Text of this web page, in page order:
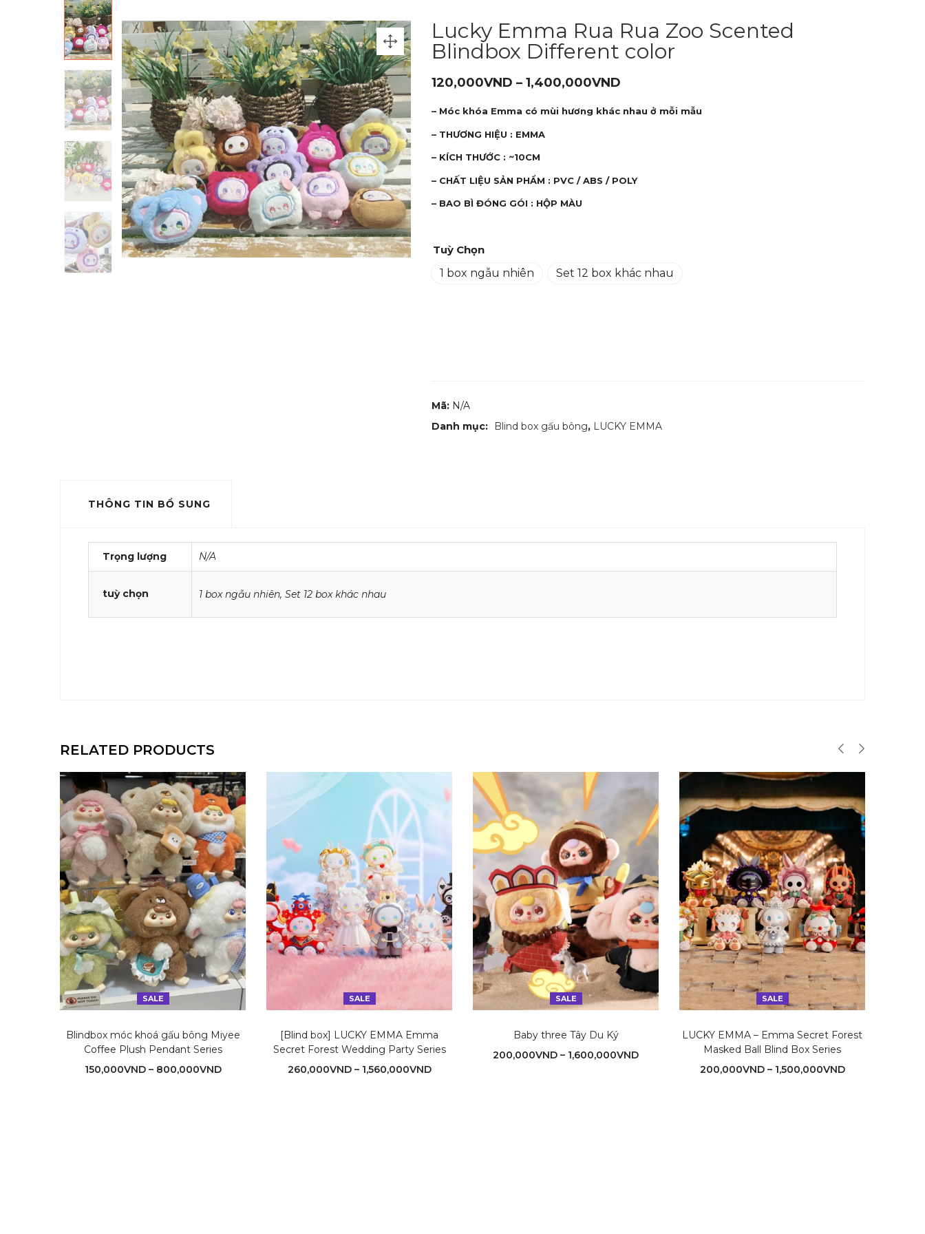
Lucky Emma Rua Rua Zoo Scented
Blindbox Different color
120,000VND – 1,400,000VND
– Móc khóa Emma có mùi hương khác nhau ở mỗi mẫu
– THƯƠNG HIỆU : EMMA
– KÍCH THƯỚC : ~10CM
– CHẤT LIỆU SẢN PHẨM : PVC / ABS / POLY
– BAO BÌ ĐÓNG GÓI : HỘP MÀU
Tuỳ Chọn
1 box ngẫu nhiên
Set 12 box khác nhau
Mã: N/A
Danh mục:
Blind box gấu bông, LUCKY EMMA
THÔNG TIN BỔ SUNG
Trọng lượng N/A
tuỳ chọn 1 box ngẫu nhiên, Set 12 box khác nhau
RELATED PRODUCTS
SALE
Blindbox móc khoá gấu bông Miyee
Coffee Plush Pendant Series
150,000VND– 800,000VND
SALE
[Blind box] LUCKY EMMA Emma
Secret Forest Wedding Party Series
260,000VND– 1,560,000VND
SALE
Baby three Tây Du Ký
200,000VND – 1,600,000VND
SALE
LUCKY EMMA – Emma Secret Forest
Masked Ball Blind Box Series
200,000VND– 1,500,000VND